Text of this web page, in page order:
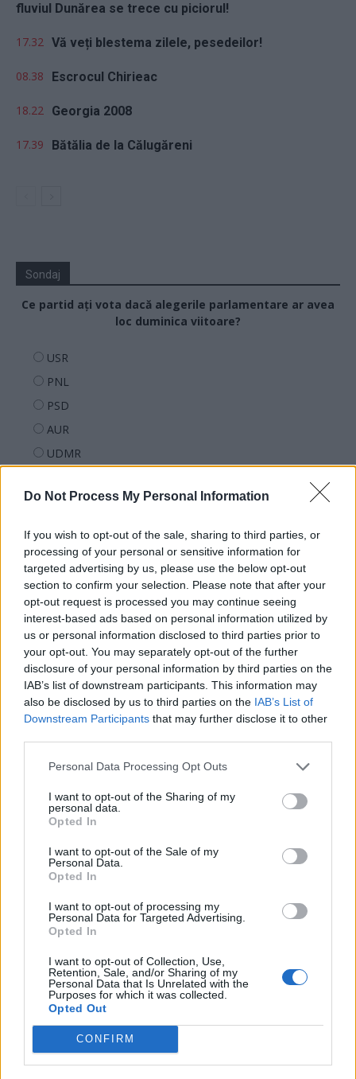
Do Not Process My Personal Information
If you wish to opt-out of the sale, sharing to third parties, or
processing of your personal or sensitive information for
targeted advertising by us, please use the below opt-out
section to confirm your selection. Please note that after your
opt-out request is processed you may continue seeing
interest-based ads based on personal information utilized by
us or personal information disclosed to third parties prior to
your opt-out. You may separately opt-out of the further
disclosure of your personal information by third parties on the
IAB’s list of downstream participants. This information may
also be disclosed by us to third parties on the IAB’s List of
Downstream Participants that may further disclose it to other
Personal Data Processing Opt Outs
I want to opt-out of the Sharing of my
personal data.
Opted In
I want to opt-out of the Sale of my
Personal Data.
Opted In
I want to opt-out of processing my
Personal Data for Targeted Advertising.
Opted In
I want to opt-out of Collection, Use,
Retention, Sale, and/or Sharing of my
Personal Data that Is Unrelated with the
Purposes for which it was collected.
Opted Out
CONFIRM
fluviul Dunărea se trece cu piciorul!
17.32 Vă veți blestema zilele, pesedeilor!
08.38 Escrocul Chirieac
18.22 Georgia 2008
17.39 Bătălia de la Călugăreni
Sondaj
Ce partid ați vota dacă alegerile parlamentare ar avea
loc duminica viitoare?
USR
PNL
PSD
AUR
UDMR
Forța Dreptei (L. Orban)
REPER
SENS
SOS (Șoșoacă)
POT (Gavrilă)
PACE (Peia)
Acțiunea Conservatoare (Târziu)
PDF (Lazarus)
PUSL (D. Voiculescu)
PNȚCD (Pavelescu)
PNCR (Terheș)
FAR (Coarnă)
Altul
Arată rezultatele
Arhiva sondajelor